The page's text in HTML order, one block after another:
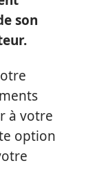
son
à votre
option